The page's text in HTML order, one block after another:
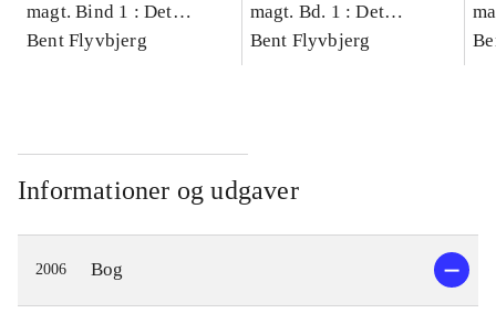
magt. Bind 1 : Det
konkretes videnskab
Bent Flyvbjerg
magt. Bd. 1 : Det
konkretes videnskab
Bent Flyvbjerg
Informationer og udgaver
2006 Bog